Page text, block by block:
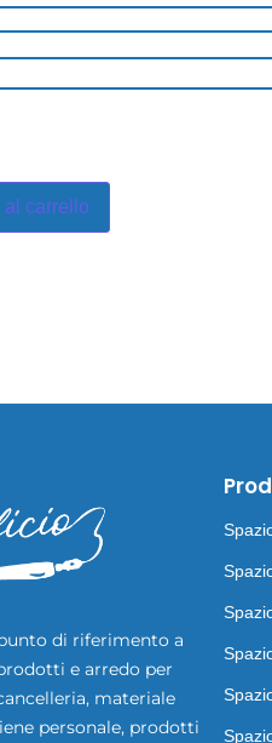
carrello
di riferimento a
e arredo per
materiale
personale, prodotti